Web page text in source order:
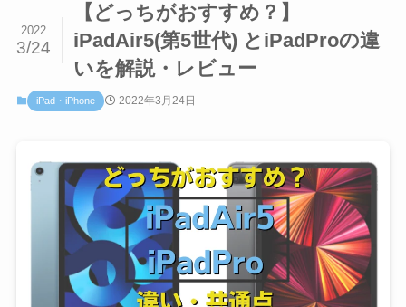
【どっちがおすすめ？】
iPadAir5(第5世代) とiPadProの違
いを解説・レビュー
2022
3/24
iPad・iPhone 2022年3月24日